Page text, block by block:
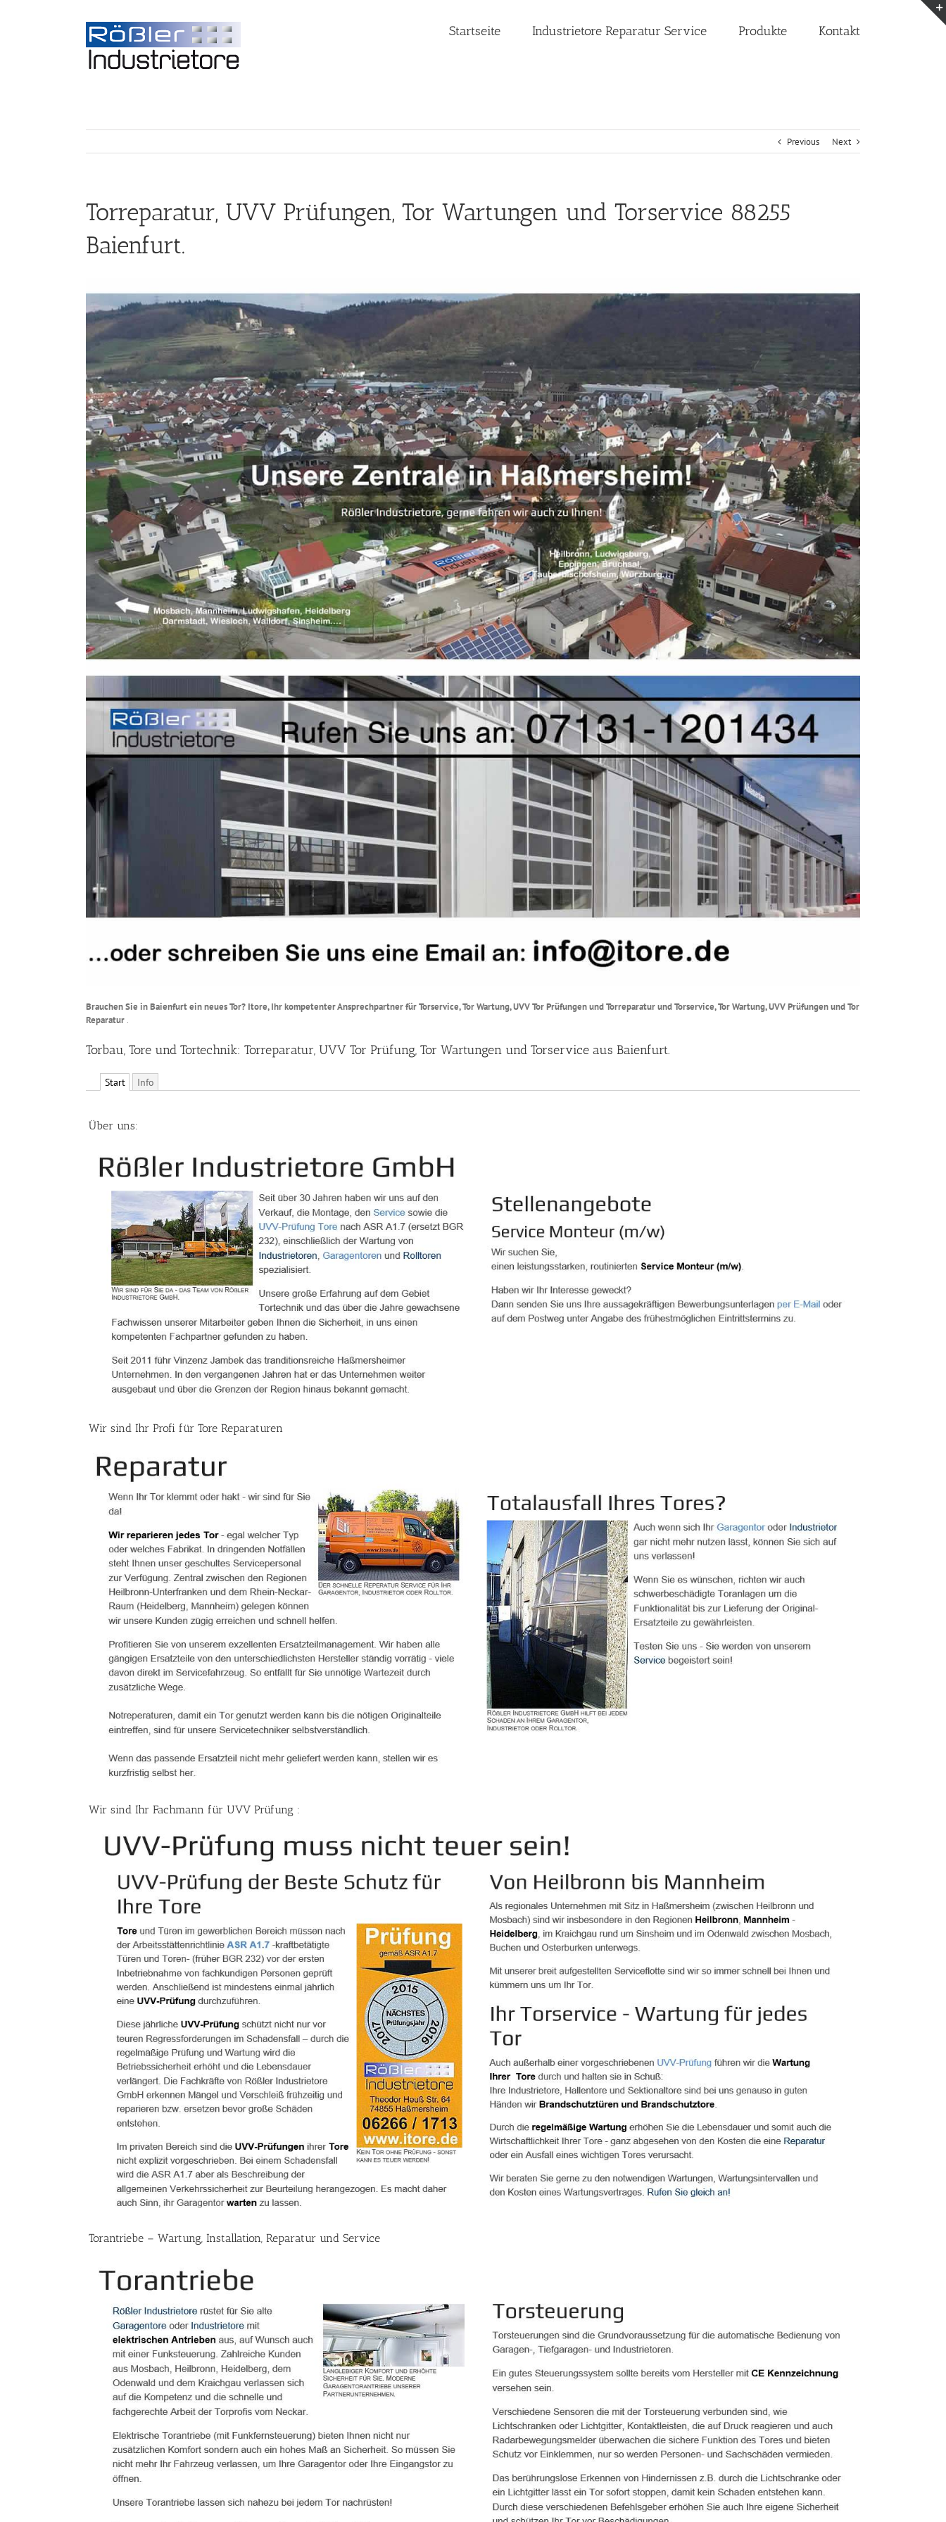
Startseite Industrietore Reparatur Service Produkte Kontakt
Previous Next
Torreparatur, UVV Prüfungen, Tor Wartungen und Torservice 88255
Baienfurt.
Brauchen Sie in Baienfurt ein neues Tor? Itore, Ihr kompetenter Ansprechpartner für Torservice, Tor Wartung, UVV Tor Prüfungen und Torreparatur und Torservice, Tor Wartung, UVV Prüfungen und Tor
Reparatur.
Torbau, Tore und Tortechnik: Torreparatur, UVV Tor Prüfung, Tor Wartungen und Torservice aus Baienfurt.
Start Info
Über uns:
Wir sind Ihr Profi für Tore Reparaturen
Wir sind Ihr Fachmann für UVV Prüfung :
Torantriebe – Wartung, Installation, Reparatur und Service